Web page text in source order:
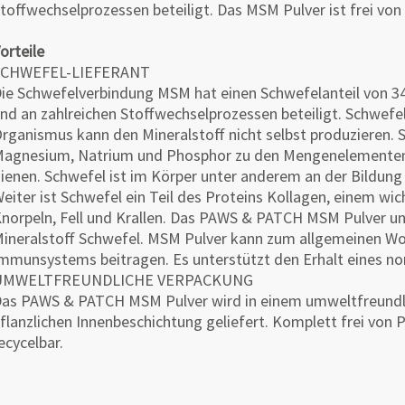
beteiligt. Das MSM Pulver ist frei
LIEFERANT
Schwefelverbindung MSM hat einen Schwefelanteil von
an zahlreichen Stoffwechselprozessen beteiligt.
kann den Mineralstoff nicht selbst produzieren.
Natrium und Phosphor zu den
Schwefel ist im Körper unter anderem an der
ist Schwefel ein Teil des Proteins Kollagen, einem
Fell und Krallen. Das PAWS & PATCH MSM
Schwefel. MSM Pulver kann zum allgemeinen
beitragen. Es unterstützt den Erhalt eines
VERPACKUNG
PAWS & PATCH MSM Pulver wird in einem
Innenbeschichtung geliefert. Komplett frei von